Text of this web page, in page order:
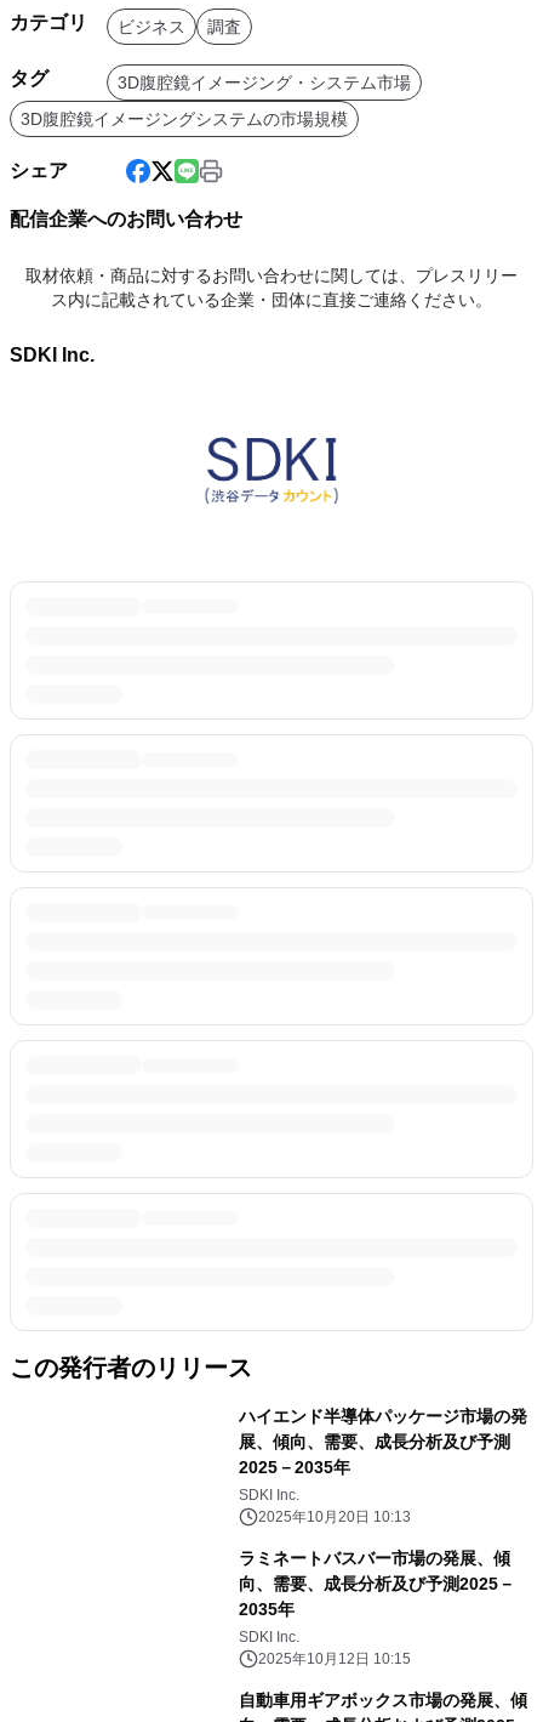
カテゴリ ビジネス 調査
タグ
3D腹腔鏡イメージング・システム市場
3D腹腔鏡イメージングシステムの市場規模
シェア
配信企業へのお問い合わせ
取材依頼・商品に対するお問い合わせに関しては、プレスリリー
ス内に記載されている企業・団体に直接ご連絡ください。
SDKI Inc.
この発行者のリリース
ハイエンド半導体パッケージ市場の発
展、傾向、需要、成長分析及び予測
2025－2035年
SDKI Inc.
2025年10月20日 10:13
ラミネートバスバー市場の発展、傾
向、需要、成長分析及び予測2025－
2035年
SDKI Inc.
2025年10月12日 10:15
自動車用ギアボックス市場の発展、傾